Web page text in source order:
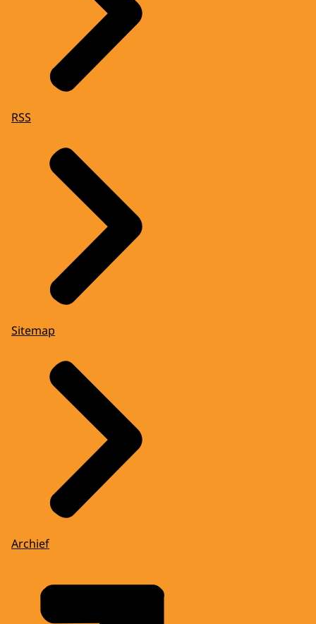
RSS
Sitemap
Archief